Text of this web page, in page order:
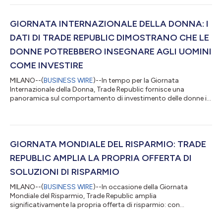
propria infrastruttura bancaria. L'infrastruttura, che è stata
Republic di offrire tutti i servizi di custodia, come le operazioni
GIORNATA INTERNAZIONALE DELLA DONNA: I
DATI DI TRADE REPUBLIC DIMOSTRANO CHE LE
DONNE POTREBBERO INSEGNARE AGLI UOMINI
COME INVESTIRE
MILANO--(BUSINESS WIRE)--In tempo per la Giornata
Internazionale della Donna, Trade Republic fornisce una
panoramica sul comportamento di investimento delle donne in
meno frequentemente. In occasione della Giornata
comportamenti della clientela italiana nel 2022. I dati mostrano
GIORNATA MONDIALE DEL RISPARMIO: TRADE
REPUBLIC AMPLIA LA PROPRIA OFFERTA DI
SOLUZIONI DI RISPARMIO
MILANO--(BUSINESS WIRE)--In occasione della Giornata
Mondiale del Risparmio, Trade Republic amplia
significativamente la propria offerta di risparmio: con